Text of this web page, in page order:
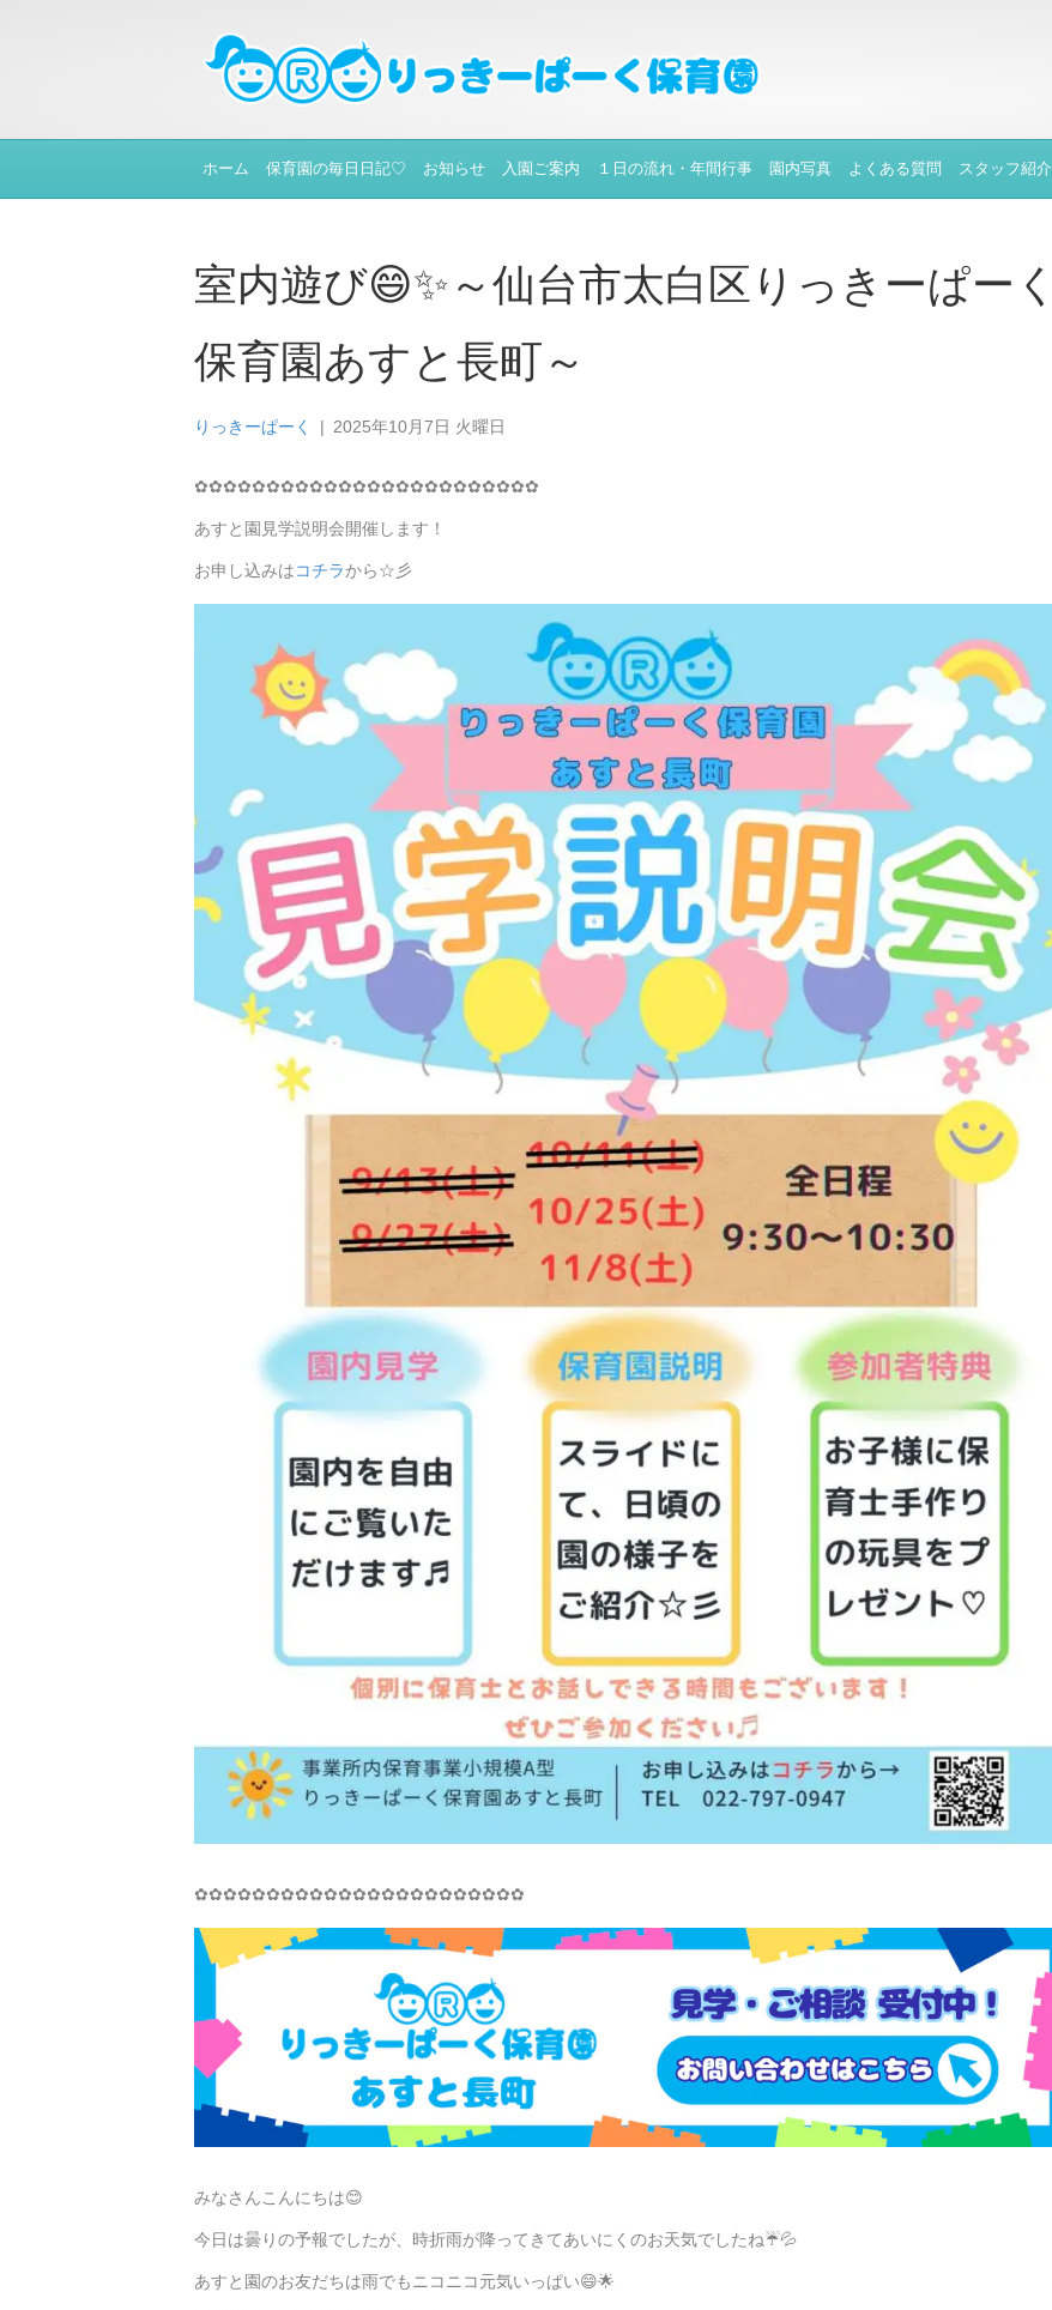
ホーム 保育園の毎日日記♡ お知らせ 入園ご案内 １日の流れ・年間行事 園内写真 よくある質問 スタッフ紹介
室内遊び😄✨～仙台市太白区りっきーぱーく
保育園あすと長町～
りっきーぱーく | 2025年10月7日 火曜日
✿✿✿✿✿✿✿✿✿✿✿✿✿✿✿✿✿✿✿✿✿✿✿✿
あすと園見学説明会開催します！
お申し込みはコチラから☆彡
✿✿✿✿✿✿✿✿✿✿✿✿✿✿✿✿✿✿✿✿✿✿✿
みなさんこんにちは😊
今日は曇りの予報でしたが、時折雨が降ってきてあいにくのお天気でしたね☔💦
あすと園のお友だちは雨でもニコニコ元気いっぱい😄🌟